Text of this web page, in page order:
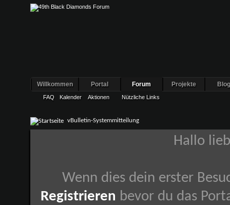
Willkommen Portal Forum
FAQ Kalender Aktionen Nützliche Links
Projekte
vBulletin-Systemmitteilung
Hallo
Wenn dies dein erster
Registrieren bevor du das